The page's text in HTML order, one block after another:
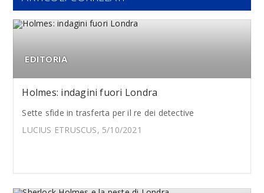
EDITORIA
Holmes: indagini fuori Londra
Sette sfide in trasferta per il re dei detective
LUCIUS ETRUSCUS, 5/10/2021